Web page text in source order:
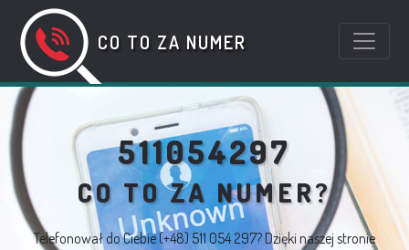
CO TO ZA NUMER
511054297
CO TO ZA NUMER?
Telefonował do Ciebie(+48) 511 054 297? Dzięki naszej stronie